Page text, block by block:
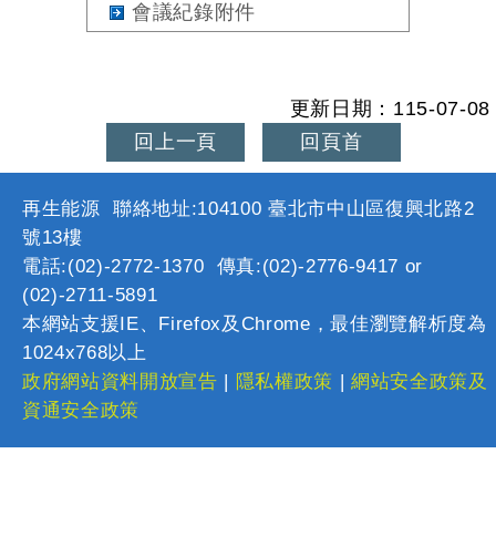
會議紀錄附件
更新日期：115-07-08
回上一頁
回頁首
再生能源 聯絡地址:104100 臺北市中山區復興北路2
號13樓
電話:(02)-2772-1370 傳真:(02)-2776-9417 or
(02)-2711-5891
本網站支援IE、Firefox及Chrome，最佳瀏覽解析度為
1024x768以上
政府網站資料開放宣告 | 隱私權政策 |網站安全政策及
資通安全政策